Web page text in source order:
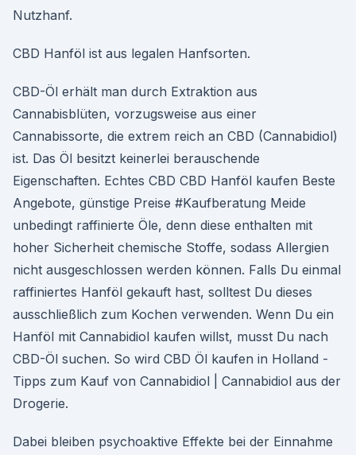
Nutzhanf.
CBD Hanföl ist aus legalen Hanfsorten.
CBD-Öl erhält man durch Extraktion aus
Cannabisblüten, vorzugsweise aus einer
Cannabissorte, die extrem reich an CBD (Cannabidiol)
ist. Das Öl besitzt keinerlei berauschende
Eigenschaften. Echtes CBD CBD Hanföl kaufen Beste
Angebote, günstige Preise #Kaufberatung Meide
unbedingt raffinierte Öle, denn diese enthalten mit
hoher Sicherheit chemische Stoffe, sodass Allergien
nicht ausgeschlossen werden können. Falls Du einmal
raffiniertes Hanföl gekauft hast, solltest Du dieses
ausschließlich zum Kochen verwenden. Wenn Du ein
Hanföl mit Cannabidiol kaufen willst, musst Du nach
CBD-Öl suchen. So wird CBD Öl kaufen in Holland -
Tipps zum Kauf von Cannabidiol | Cannabidiol aus der
Drogerie.
Dabei bleiben psychoaktive Effekte bei der Einnahme